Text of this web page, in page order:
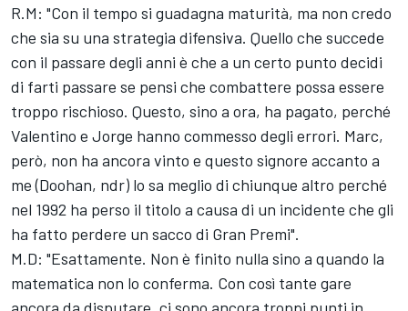
R.M: "Con il tempo si guadagna maturità, ma non credo
che sia su una strategia difensiva. Quello che succede
con il passare degli anni è che a un certo punto decidi
di farti passare se pensi che combattere possa essere
troppo rischioso. Questo, sino a ora, ha pagato, perché
Valentino e Jorge hanno commesso degli errori. Marc,
però, non ha ancora vinto e questo signore accanto a
me (Doohan, ndr) lo sa meglio di chiunque altro perché
nel 1992 ha perso il titolo a causa di un incidente che gli
ha fatto perdere un sacco di Gran Premi".
M.D: "Esattamente. Non è finito nulla sino a quando la
matematica non lo conferma. Con così tante gare